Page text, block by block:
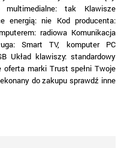
tak Klawisze
energią: nie Kod producenta:
radiowa Komunikacja
Smart TV, komputer PC
Układ klawiszy: standardowy
oferta marki Trust spełni Twoje
do zakupu sprawdź inne